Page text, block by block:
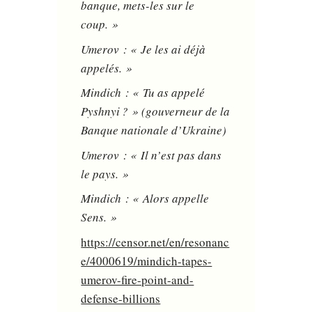
banque, mets-les sur le
coup. »
Umerov : « Je les ai déjà
appelés. »
Mindich : « Tu as appelé
Pyshnyi ? » (gouverneur de la
Banque nationale d’Ukraine)
Umerov : « Il n’est pas dans
le pays. »
Mindich : « Alors appelle
Sens. »
https://censor.net/en/resonanc
e/4000619/mindich-tapes-
umerov-fire-point-and-
defense-billions